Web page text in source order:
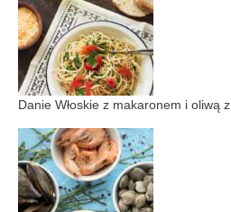
Danie Włoskie z makaronem i oliwą